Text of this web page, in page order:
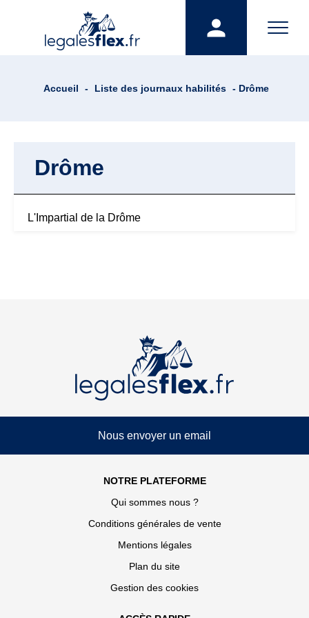
Accueil - Liste des journaux habilités - Drôme
Drôme
L'Impartial de la Drôme
Nous envoyer un email
NOTRE PLATEFORME
Qui sommes nous ?
Conditions générales de vente
Mentions légales
Plan du site
Gestion des cookies